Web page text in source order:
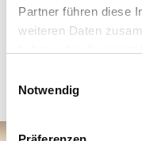
Partner führen diese
weiteren Daten
Notwendig